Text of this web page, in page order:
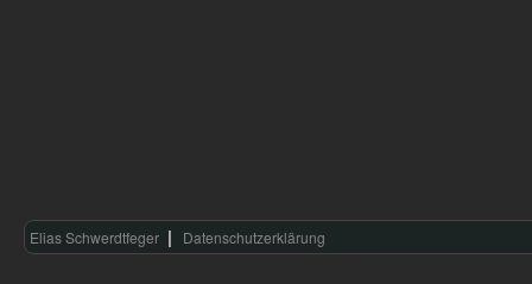
Elias Schwerdtfeger Datenschutzerklärung